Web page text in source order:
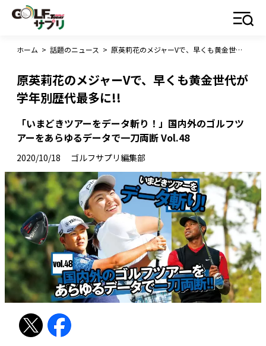
ホーム > 話題のニュース > 原英莉花のメジャーVで、早くも黄金世代が学年別歴代最多に!!
原英莉花のメジャーVで、早くも黄金世代が
学年別歴代最多に!!
「いまどきツアーをデータ斬り！」国内外のゴルフツ
アーをあらゆるデータで一刀両断 Vol.48
2020/10/18 ゴルフサプリ編集部